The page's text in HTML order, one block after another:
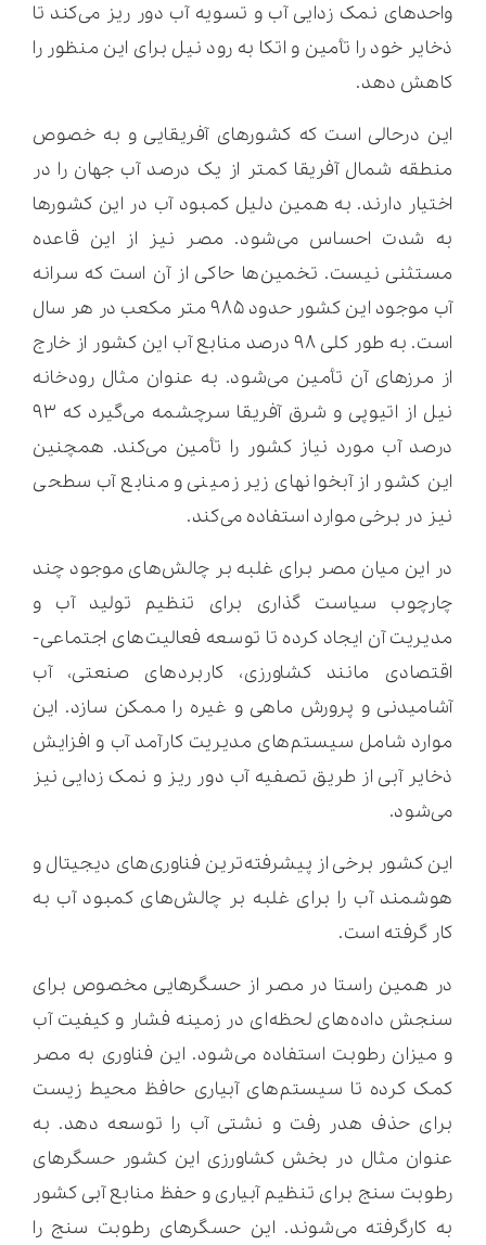
واحدهای نمک زدایی آب و تسویه آب دور ریز می‌کند تا
ذخایر خود را تأمین و اتکا به رود نیل برای این منظور را
کاهش دهد.
این درحالی است که کشورهای آفریقایی و به خصوص
منطقه شمال آفریقا کمتر از یک درصد آب جهان را در
اختیار دارند. به همین دلیل کمبود آب در این کشورها
به شدت احساس می‌شود. مصر نیز از این قاعده
مستثنی نیست. تخمین‌ها حاکی از آن است که سرانه
آب موجود این کشور حدود ۹۸۵ متر مکعب در هر سال
است. به طور کلی ۹۸ درصد منابع آب این کشور از خارج
از مرزهای آن تأمین می‌شود. به عنوان مثال رودخانه
نیل از اتیوپی و شرق آفریقا سرچشمه می‌گیرد که ۹۳
درصد آب مورد نیاز کشور را تأمین می‌کند. همچنین
این کشور از آبخوانهای زیر زمینی و منابع آب سطحی
نیز در برخی موارد استفاده می‌کند.
در این میان مصر برای غلبه بر چالش‌های موجود چند
چارچوب سیاست گذاری برای تنظیم تولید آب و
مدیریت آن ایجاد کرده تا توسعه فعالیت‌های اجتماعی-
اقتصادی مانند کشاورزی، کاربردهای صنعتی، آب
آشامیدنی و پرورش ماهی و غیره را ممکن سازد. این
موارد شامل سیستم‌های مدیریت کارآمد آب و افزایش
ذخایر آبی از طریق تصفیه آب دور ریز و نمک زدایی نیز
می‌شود.
این کشور برخی از پیشرفته‌ترین فناوری‌های دیجیتال و
هوشمند آب را برای غلبه بر چالش‌های کمبود آب به
کار گرفته است.
در همین راستا در مصر از حسگرهایی مخصوص برای
سنجش داده‌های لحظه‌ای در زمینه فشار و کیفیت آب
و میزان رطوبت استفاده می‌شود. این فناوری به مصر
کمک کرده تا سیستم‌های آبیاری حافظ محیط زیست
برای حذف هدر رفت و نشتی آب را توسعه دهد. به
عنوان مثال در بخش کشاورزی این کشور حسگرهای
رطوبت سنج برای تنظیم آبیاری و حفظ منابع آبی کشور
به کارگرفته می‌شوند. این حسگرهای رطوبت سنج را